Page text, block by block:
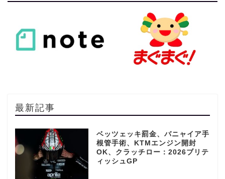
最新記事
ベッツェッキ罰金、バニャイア手
根管手術、KTMエンジン開封
OK、クラッチロー：2026ブリテ
ィッシュGP